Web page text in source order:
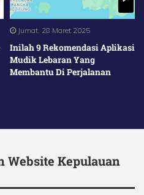
Jumat, 28 Maret 2025
Inilah 9 Rekomendasi Aplikasi
Mudik Lebaran Yang
Membantu Di Perjalanan
Website Kepulauan